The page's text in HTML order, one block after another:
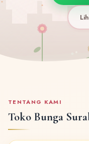
TENTANG KAMI
Toko Bunga